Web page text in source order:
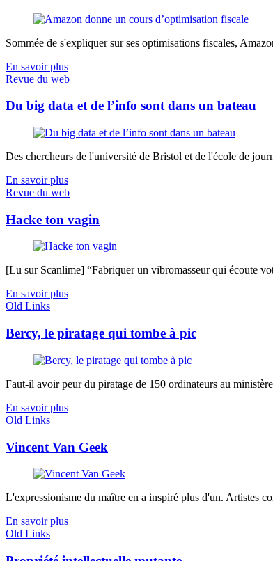
Sommée de s'expliquer sur ses optimisations fiscales,
En savoir plus
Revue du web
Du big data et de l’info sont dans un bateau
Des chercheurs de l'université de Bristol et de l'école de
En savoir plus
Revue du web
Hacke ton vagin
[Lu sur Scanlime] “Fabriquer un vibromasseur qui écoute
En savoir plus
Old Links
Bercy, le piratage qui tombe à pic
Faut-il avoir peur du piratage de 150 ordinateurs au
En savoir plus
Old Links
Vincent Van Geek
L'expressionisme du maître en a inspiré plus d'un. Artistes
En savoir plus
Old Links